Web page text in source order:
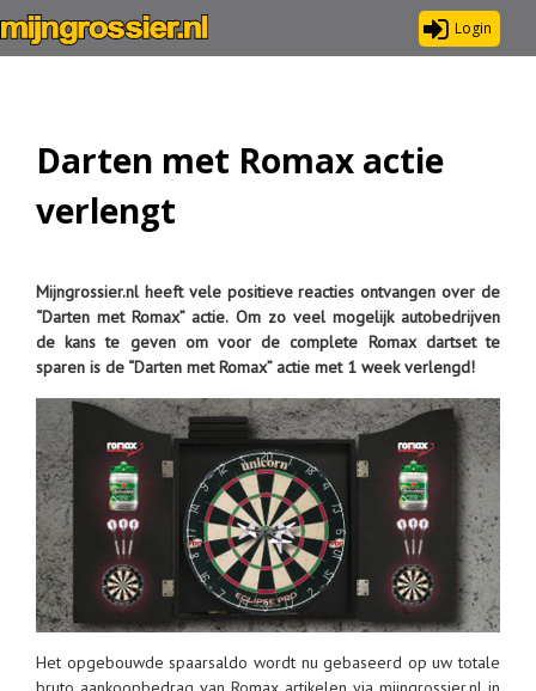
Login
Darten met Romax actie
verlengt
Mijngrossier.nl heeft vele positieve reacties ontvangen over de
“Darten met Romax” actie. Om zo veel mogelijk autobedrijven
de kans te geven om voor de complete Romax dartset te
sparen is de “Darten met Romax” actie met 1 week verlengd!
Het opgebouwde spaarsaldo wordt nu gebaseerd op uw totale